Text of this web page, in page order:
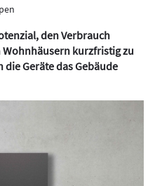
den Verbrauch
kurzfristig zu
Geräte das Gebäude